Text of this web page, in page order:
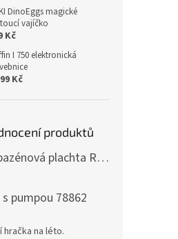
DinoEggs magické
vajíčko
Kč
I 750 elektronická
Kč
produktů
INTEX Krycí bazénová plachta Round 305cm 28030
je 5 z 5 hvězdiček.
pumpou 78862
je 5 z 5 hvězdiček.
hračka na léto.